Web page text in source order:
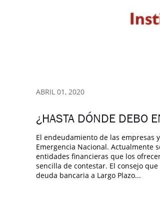
ABRIL 01, 2020
¿HASTA DÓNDE DEBO
El endeudamiento de las empresas
Emergencia Nacional. Actualmente
entidades financieras que los
sencilla de contestar. El consejo
deuda bancaria a Largo Plazo...